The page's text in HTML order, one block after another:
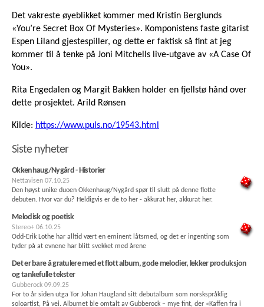
Det vakreste øyeblikket kommer med Kristin Berglunds
«You’re Secret Box Of Mysteries». Komponistens faste gitarist
Espen Liland gjestespiller, og dette er faktisk så fint at jeg
kommer til å tenke på Joni Mitchells live-utgave av «A Case Of
You».
Rita Engedalen og Margit Bakken holder en fjellstø hånd over
dette prosjektet. Arild Rønsen
Kilde: https://www.puls.no/19543.html
Siste nyheter
Okkenhaug/Nygård - Historier
Nettavisen 07.10.25
Den høyst unike duoen Okkenhaug/Nygård spør til slutt på denne flotte
debuten. Hvor var du? Heldigvis er de to her - akkurat her, akkurat her.
Melodisk og poetisk
Stereo+ 06.10.25
Odd-Erik Lothe har alltid vært en eminent låtsmed, og det er ingenting som
tyder på at evnene har blitt svekket med årene
Det er bare å gratulere med et flott album, gode melodier, lekker produksjon
og tankefulle tekster
Gubberock 09.09.25
For to år siden utga Tor Johan Haugland sitt debutalbum som norskspråklig
soloartist, På vei. Albumet ble omtalt av Gubberock – mye fint, der «Kaffen fra i